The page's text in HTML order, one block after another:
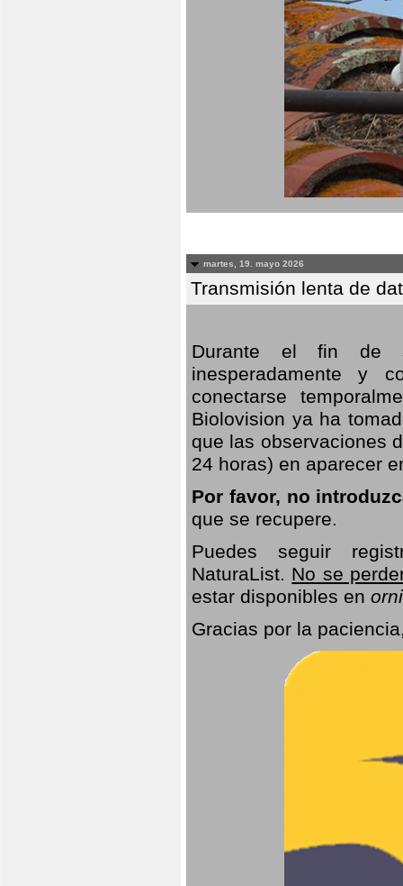
martes, 19. mayo 2026
Transmisión lenta de
Durante el fin de
inesperadamente y
conectarse
Biolovision ya ha
que las observaciones
24 horas) en aparecer
Por favor, no
que se recupere.
Puedes seguir
NaturaList. No se
estar disponibles en
Gracias por la